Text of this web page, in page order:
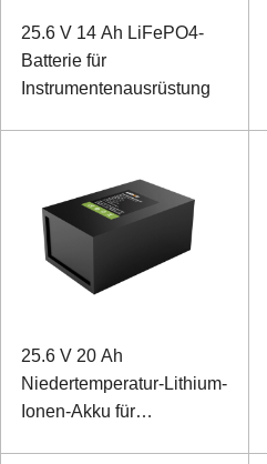
25.6 V 14 Ah LiFePO4-
Batterie für
Instrumentenausrüstung
25.6 V 20 Ah
Niedertemperatur-Lithium-
Ionen-Akku für